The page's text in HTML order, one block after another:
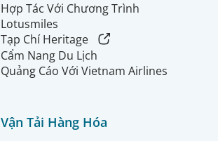
Hợp Tác Với Chương Trình
Lotusmiles
Tạp Chí Heritage
Cẩm Nang Du Lịch
Quảng Cáo Với Vietnam Airlines
Vận Tải Hàng Hóa